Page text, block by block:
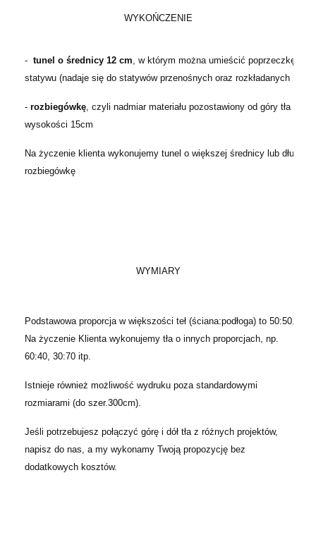
WYKOŃCZENIE
- tunel o średnicy 12 cm, w którym można umieścić poprzeczkę
statywu (nadaje się do statywów przenośnych oraz rozkładanych
- rozbiegówkę, czyli nadmiar materiału pozostawiony od góry tła o
wysokości 15cm
Na życzenie klienta wykonujemy tunel o większej średnicy lub dłuższą
rozbiegówkę
WYMIARY
Podstawowa proporcja w większości teł (ściana:podłoga) to 50:50.
Na życzenie Klienta wykonujemy tła o innych proporcjach, np.
60:40, 30:70 itp.
Istnieje również możliwość wydruku poza standardowymi
rozmiarami (do szer.300cm).
Jeśli potrzebujesz połączyć górę i dół tła z różnych projektów,
napisz do nas, a my wykonamy Twoją propozycję bez
dodatkowych kosztów.